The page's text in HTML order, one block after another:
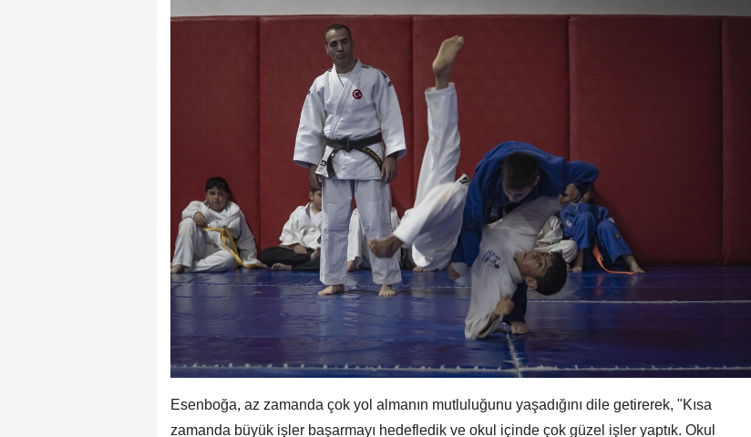
Esenboğa, az zamanda çok yol almanın mutluluğunu yaşadığını dile getirerek, "Kısa
zamanda büyük işler başarmayı hedefledik ve okul içinde çok güzel işler yaptık. Okul